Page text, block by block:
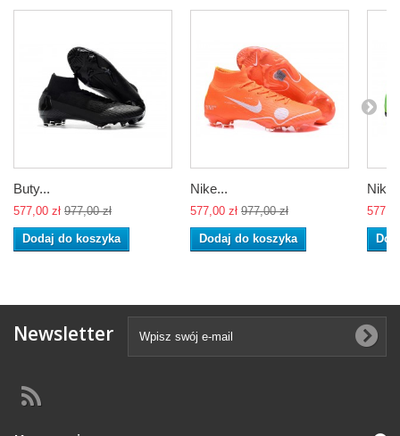
Buty...
577,00 zł 977,00 zł
Dodaj do koszyka
Nike...
577,00 zł 977,00 zł
Dodaj do koszyka
Newsletter